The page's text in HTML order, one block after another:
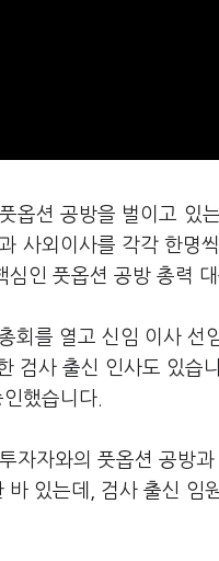
옵션 공방을 벌이고 있
사외이사를 각각 한명
인 풋옵션 공방 총력
회를 열고 신임 이사 선
검사 출신 인사도 있습
했습니다.
자자와의 풋옵션 공방
있는데, 검사 출신 임